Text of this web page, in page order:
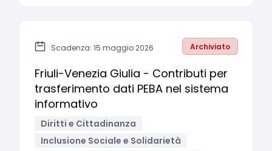
Scadenza: 15 maggio 2026 Archiviato
Friuli-Venezia Giulia - Contributi per
trasferimento dati PEBA nel sistema
informativo
Diritti e Cittadinanza
Inclusione Sociale e Solidarietà